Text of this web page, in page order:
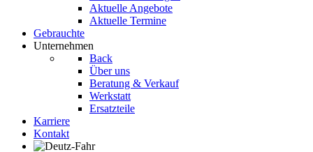
Aktuelle Angebote
Aktuelle Termine
Gebrauchte
Unternehmen
Back
Über uns
Beratung & Verkauf
Werkstatt
Ersatzteile
Karriere
Kontakt